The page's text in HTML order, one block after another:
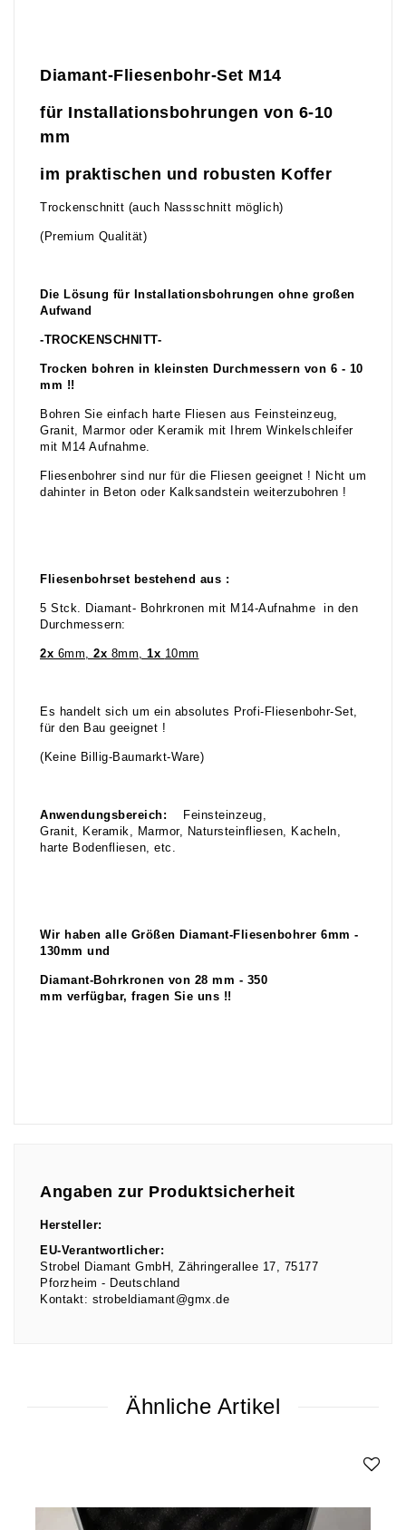
Diamant-Fliesenbohr-Set M14
für Installationsbohrungen von 6-10
mm
im praktischen und robusten Koffer
Trockenschnitt (auch Nassschnitt möglich)
(Premium Qualität)
Die Lösung für Installationsbohrungen ohne großen
Aufwand
-TROCKENSCHNITT-
Trocken bohren in kleinsten Durchmessern von 6 - 10
mm !!
Bohren Sie einfach harte Fliesen aus Feinsteinzeug,
Granit, Marmor oder Keramik mit Ihrem Winkelschleifer
mit M14 Aufnahme.
Fliesenbohrer sind nur für die Fliesen geeignet ! Nicht um
dahinter in Beton oder Kalksandstein weiterzubohren !
Fliesenbohrset bestehend aus :
5 Stck. Diamant- Bohrkronen mit M14-Aufnahme in den
Durchmessern:
2x 6mm, 2x 8mm, 1x 10mm
Es handelt sich um ein absolutes Profi-Fliesenbohr-Set,
für den Bau geeignet !
(Keine Billig-Baumarkt-Ware)
Anwendungsbereich:
Feinsteinzeug,
Granit, Keramik, Marmor, Natursteinfliesen, Kacheln,
harte Bodenfliesen, etc.
Wir haben alle Größen Diamant-Fliesenbohrer 6mm -
130mm und
Diamant-Bohrkronen von 28 mm - 350
mm verfügbar, fragen Sie uns !!
Angaben zur Produktsicherheit
Hersteller:
EU-Verantwortlicher:
Strobel Diamant GmbH
Zähringerallee 17
75177
Pforzheim
Deutschland
Kontakt: strobeldiamant@gmx.de
Ähnliche Artikel